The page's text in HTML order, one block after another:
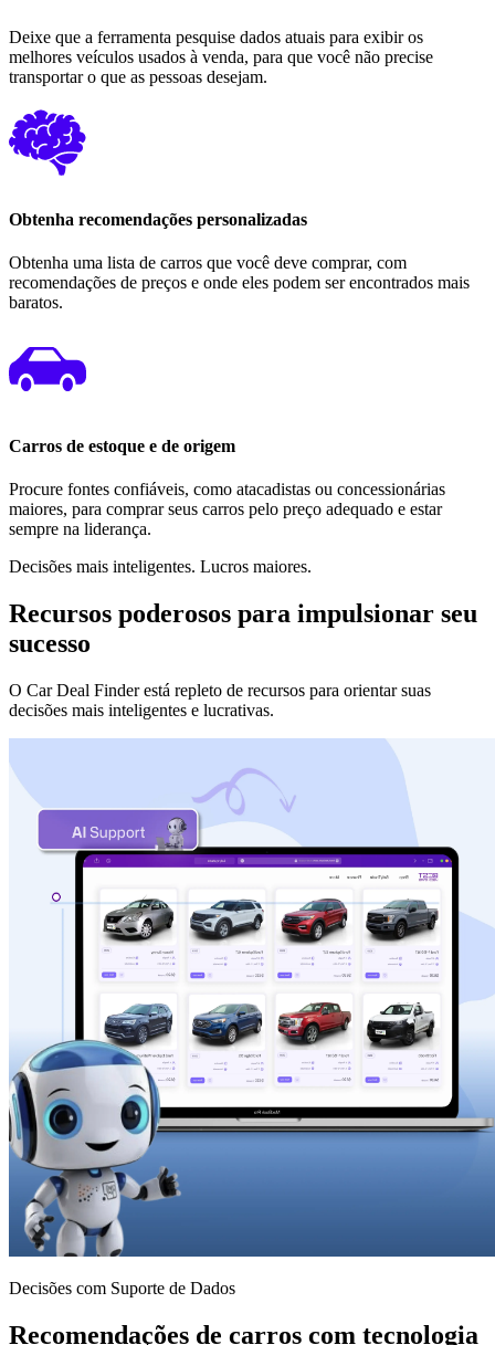
Deixe que a ferramenta pesquise dados atuais para exibir os
melhores veículos usados ​​à venda, para que você não precise
transportar o que as pessoas desejam.
Obtenha recomendações personalizadas
Obtenha uma lista de carros que você deve comprar, com
recomendações de preços e onde eles podem ser encontrados mais
baratos.
Carros de estoque e de origem
Procure fontes confiáveis, como atacadistas ou concessionárias
maiores, para comprar seus carros pelo preço adequado e estar
sempre na liderança.
Decisões mais inteligentes. Lucros maiores.
Recursos poderosos para impulsionar seu
sucesso
O Car Deal Finder está repleto de recursos para orientar suas
decisões mais inteligentes e lucrativas.
Decisões com Suporte de Dados
Recomendações de carros com tecnologia